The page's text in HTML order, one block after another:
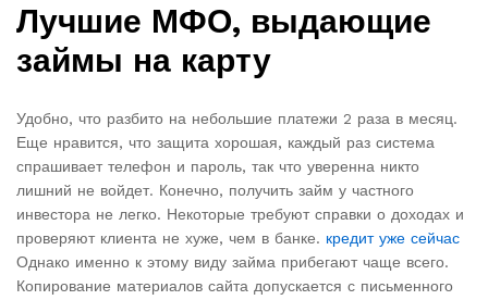
Лучшие МФО, выдающие
займы на карту
Удобно, что разбито на небольшие платежи 2 раза в месяц.
Еще нравится, что защита хорошая, каждый раз система
спрашивает телефон и пароль, так что уверенна никто
лишний не войдет. Конечно, получить займ у частного
инвестора не легко. Некоторые требуют справки о доходах и
проверяют клиента не хуже, чем в банке. кредит уже сейчас
Однако именно к этому виду займа прибегают чаще всего.
Копирование материалов сайта допускается с письменного